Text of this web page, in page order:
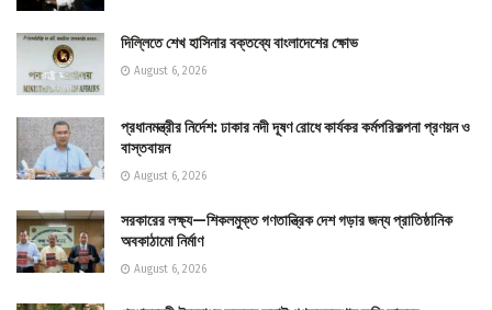
দিল্লিতে শেখ হাসিনার বক্তব্যে বাংলাদেশের ক্ষোভ
August 6, 2026
প্রধানমন্ত্রীর নির্দেশ: ঢাকার নদী দূষণ রোধে কার্যকর কর্মপরিকল্পনা প্রণয়ন ও
বাস্তবায়ন
August 6, 2026
সরকারের লক্ষ্য—শিকলমুক্ত গণতান্ত্রিক দেশ গড়ার জন্য প্রাতিষ্ঠানিক
অবকাঠামো নির্মাণ
August 6, 2026